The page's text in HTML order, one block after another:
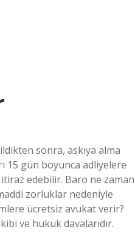
sonra, askıya alma
15 gün boyunca adliyelere
edebilir. Baro ne zaman
zorluklar nedeniyle
ücretsiz avukat verir?
ve hukuk davalarıdır.